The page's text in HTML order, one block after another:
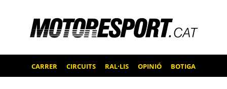
CARRER CIRCUITS RAL·LIS OPINIÓ BOTIGA